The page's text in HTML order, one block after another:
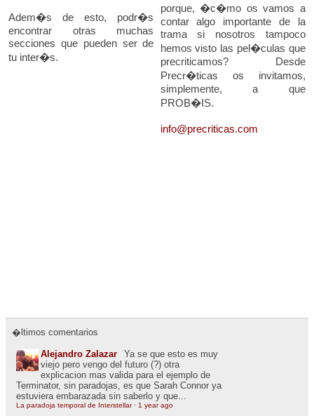
Adem�s de esto, podr�s
encontrar otras muchas
secciones que pueden ser de
tu inter�s.
porque, �c�mo os vamos a
contar algo importante de la
trama si nosotros tampoco
hemos visto las pel�culas que
precriticamos? Desde
Precr�ticas os invitamos,
simplemente, a que
PROB�IS.
info@precriticas.com
�ltimos comentarios
Alejandro Zalazar
Ya se que esto es muy
viejo pero vengo del futuro (?) otra
explicacion mas valida para el ejemplo de
Terminator, sin paradojas, es que Sarah Connor ya
estuviera embarazada sin saberlo y que...
La paradoja temporal de Interstellar· 1 year ago